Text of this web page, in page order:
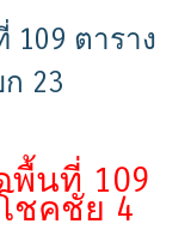
ตาราง
23
นที่ 109
ชคชัย 4